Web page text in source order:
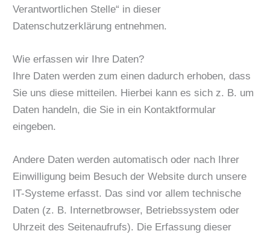
Verantwortlichen Stelle“ in dieser
Datenschutzerklärung entnehmen.
Wie erfassen wir Ihre Daten?
Ihre Daten werden zum einen dadurch erhoben, dass
Sie uns diese mitteilen. Hierbei kann es sich z. B. um
Daten handeln, die Sie in ein Kontaktformular
eingeben.
Andere Daten werden automatisch oder nach Ihrer
Einwilligung beim Besuch der Website durch unsere
IT-Systeme erfasst. Das sind vor allem technische
Daten (z. B. Internetbrowser, Betriebssystem oder
Uhrzeit des Seitenaufrufs). Die Erfassung dieser